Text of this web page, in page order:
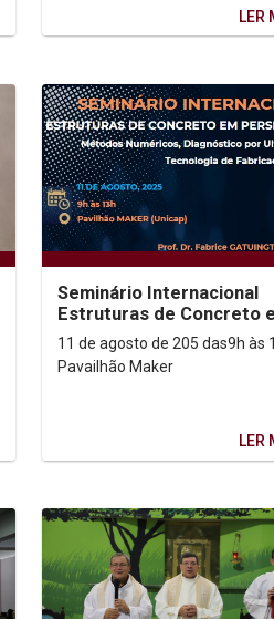
LER
Seminário Internacional
Estruturas de Concreto
Perspecitiva
11 de agosto de 205 das9h às
Pavailhão Maker
LER